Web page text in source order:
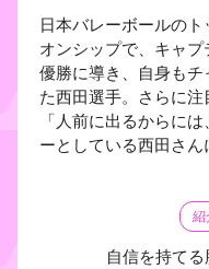
日本バレーボールの
オンシップで、キャ
優勝に導き、自身も
た西田選手。さらに注
「人前に出るからに
ーとしている西田さん
紹
自信を持て